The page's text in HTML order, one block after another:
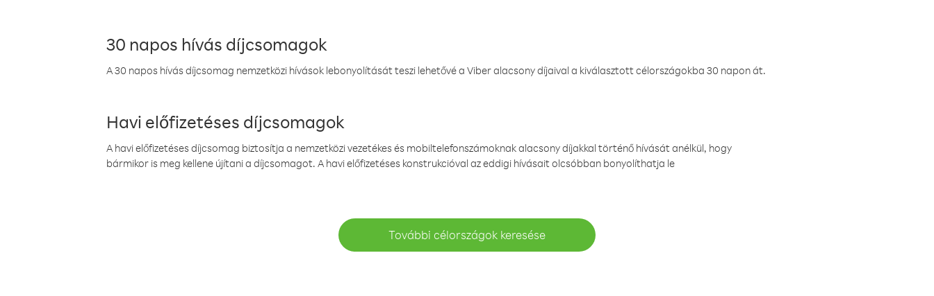
30 napos hívás díjcsomagok
A 30 napos hívás díjcsomag nemzetközi hívások lebonyolítását teszi lehetővé a Viber alacsony díjaival a kiválasztott célországokba 30 napon át.
Havi előfizetéses díjcsomagok
A havi előfizetéses díjcsomag biztosítja a nemzetközi vezetékes és mobiltelefonszámoknak alacsony díjakkal történő hívását anélkül, hogy
bármikor is meg kellene újítani a díjcsomagot. A havi előfizetéses konstrukcióval az eddigi hívásait olcsóbban bonyolíthatja le
További célországok keresése